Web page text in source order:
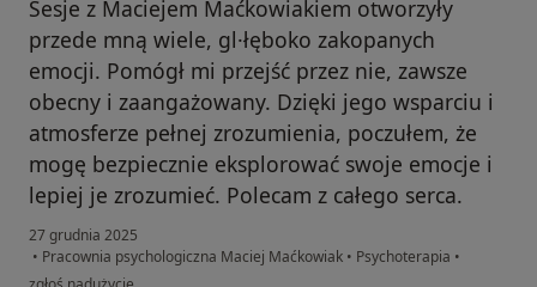
Sesje z Maciejem Maćkowiakiem otworzyły
przede mną wiele, gl·łęboko zakopanych
emocji. Pomógł mi przejść przez nie, zawsze
obecny i zaangażowany. Dzięki jego wsparciu i
atmosferze pełnej zrozumienia, poczułem, że
mogę bezpiecznie eksplorować swoje emocje i
lepiej je zrozumieć. Polecam z całego serca.
27 grudnia 2025
• Pracownia psychologiczna Maciej Maćkowiak • Psychoterapia •
w opinii użytkownika Maciej